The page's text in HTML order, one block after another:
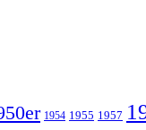
1954 1955 1957